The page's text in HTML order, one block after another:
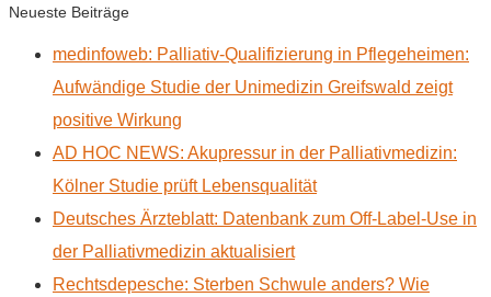
Neueste Beiträge
medinfoweb: Palliativ-Qualifizierung in Pflegeheimen:
Aufwändige Studie der Unimedizin Greifswald zeigt
positive Wirkung
AD HOC NEWS: Akupressur in der Palliativmedizin:
Kölner Studie prüft Lebensqualität
Deutsches Ärzteblatt: Datenbank zum Off-Label-Use in
der Palliativmedizin aktualisiert
Rechtsdepesche: Sterben Schwule anders? Wie